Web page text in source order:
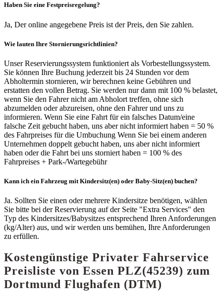
Haben Sie eine Festpreisregelung?
Ja, Der online angegebene Preis ist der Preis, den Sie zahlen.
Wie lauten Ihre Stornierungsrichtlinien?
Unser Reservierungssystem funktioniert als Vorbestellungssystem.
Sie können Ihre Buchung jederzeit bis 24 Stunden vor dem
Abholtermin stornieren, wir berechnen keine Gebühren und
erstatten den vollen Betrag. Sie werden nur dann mit 100 % belastet,
wenn Sie den Fahrer nicht am Abholort treffen, ohne sich
abzumelden oder abzureisen, ohne den Fahrer und uns zu
informieren. Wenn Sie eine Fahrt für ein falsches Datum/eine
falsche Zeit gebucht haben, uns aber nicht informiert haben = 50 %
des Fahrpreises für die Umbuchung Wenn Sie bei einem anderen
Unternehmen doppelt gebucht haben, uns aber nicht informiert
haben oder die Fahrt bei uns storniert haben = 100 % des
Fahrpreises + Park-/Wartegebühr
Kann ich ein Fahrzeug mit Kindersitz(en) oder Baby-Sitz(en) buchen?
Ja. Sollten Sie einen oder mehrere Kindersitze benötigen, wählen
Sie bitte bei der Reservierung auf der Seite "Extra Services" den
Typ des Kindersitzes/Babysitzes entsprechend Ihren Anforderungen
(kg/Alter) aus, und wir werden uns bemühen, Ihre Anforderungen
zu erfüllen.
Kostengünstige Privater Fahrservice
Preisliste von Essen PLZ(45239) zum
Dortmund Flughafen (DTM)